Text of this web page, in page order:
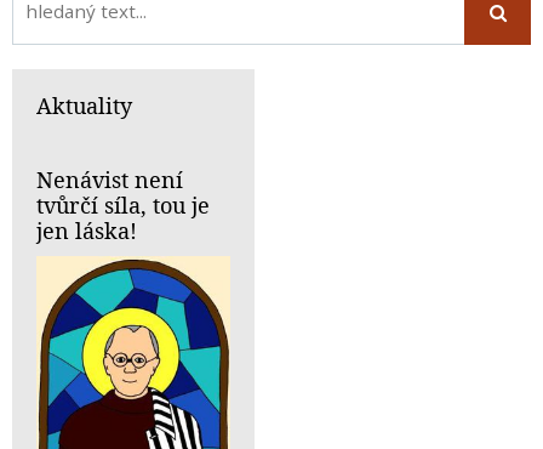
Aktuality
Nenávist není
tvůrčí síla, tou je
jen láska!